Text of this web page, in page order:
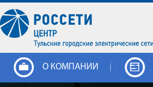
О КОМПАНИИ